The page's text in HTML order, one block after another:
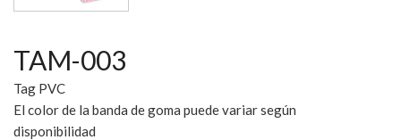
TAM-003
Tag PVC
El color de la banda de goma puede variar según
disponibilidad